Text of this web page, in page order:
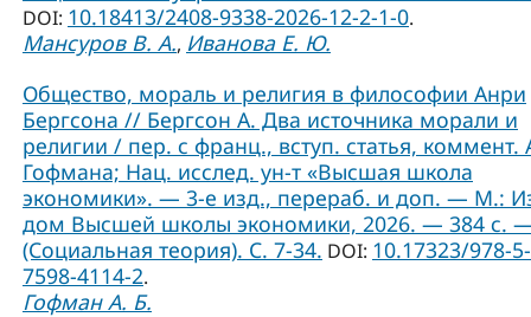
DOI: 10.18413/2408-9338-2026-12-2-1-0.
Мансуров В. А., Иванова Е. Ю.
Общество, мораль и религия в философии Анри
Бергсона // Бергсон А. Два источника морали и
религии / пер. с франц., вступ. статья, коммент.
Гофмана; Нац. исслед. ун-т «Высшая школа
экономики». — 3-е изд., перераб. и доп. — М.:
дом Высшей школы экономики, 2026. — 384 с.
(Социальная теория). C. 7-34. DOI: 10.17323/978-5-
7598-4114-2.
Гофман А. Б.